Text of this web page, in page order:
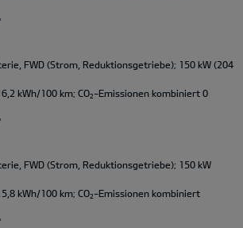
FWD (Strom, Reduktionsgetriebe); 150 kW (204
kWh/100 km; CO2 -Emissionen kombiniert 0
FWD (Strom, Reduktionsgetriebe); 150 kW
kWh/100 km; CO2 -Emissionen kombiniert